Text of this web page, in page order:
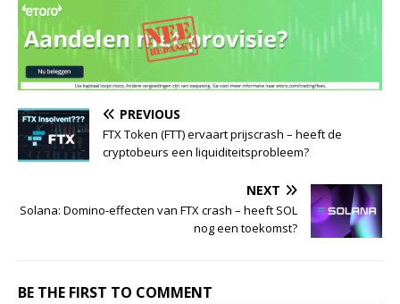
PREVIOUS
FTX Token (FTT) ervaart prijscrash – heeft de
cryptobeurs een liquiditeitsprobleem?
NEXT
Solana: Domino-effecten van FTX crash – heeft SOL
nog een toekomst?
BE THE FIRST TO COMMENT